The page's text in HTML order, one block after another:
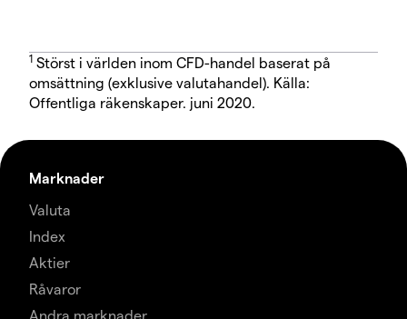
1 Störst i världen inom CFD-handel baserat på
omsättning (exklusive valutahandel). Källa:
Offentliga räkenskaper. juni 2020.
Marknader
Valuta
Index
Aktier
Råvaror
Andra marknader